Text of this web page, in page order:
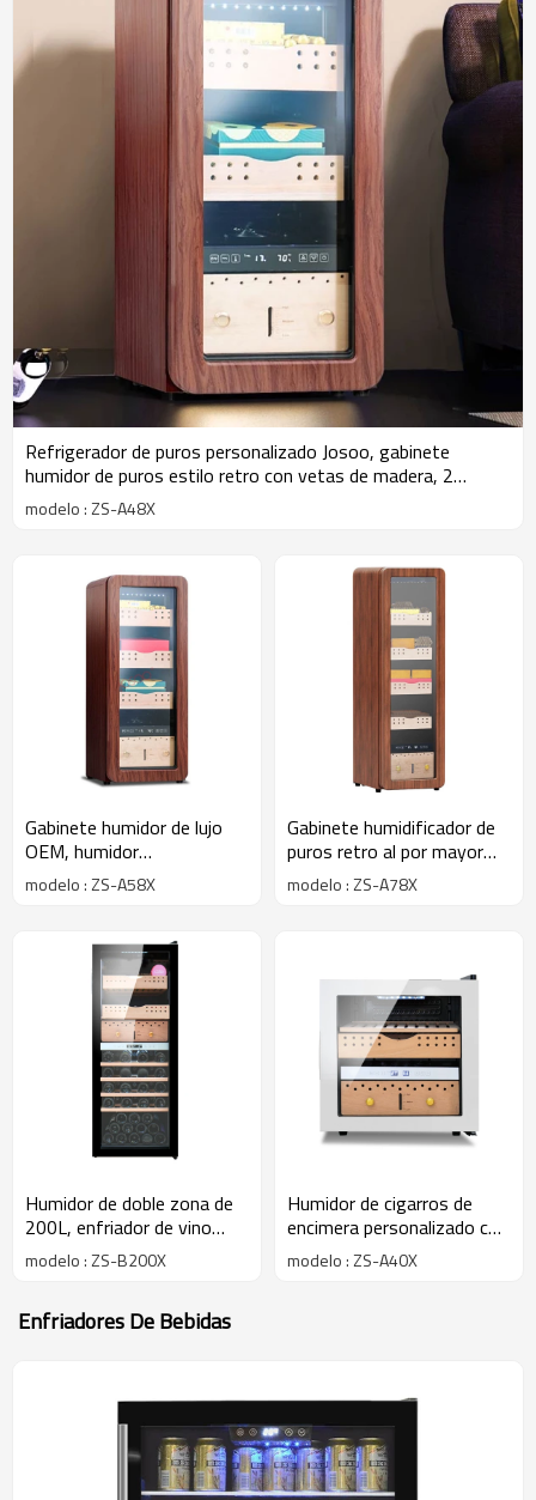
Refrigerador de puros personalizado Josoo, gabinete
humidor de puros estilo retro con vetas de madera, 2
cajones
modelo : ZS-A48X
Gabinete humidor de lujo
OEM, humidor
termoeléctrico de madera
para puros, enfriador de
modelo : ZS-A58X
Gabinete humidificador de
puros retro al por mayor
con colores similares a la
madera ZS-A78X para
modelo : ZS-A78X
Humidor de doble zona de
200L, enfriador de vino
para almacenamiento de
puros, Humidor de puros
venta con estante de
modelo : ZS-B200X
Humidor de cigarros de
encimera personalizado con
estante de madera de
cedro de diferentes formas
modelo : ZS-A40X
Enfriadores De Bebidas